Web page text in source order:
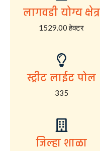
लागवडी योग्य क्षेत्र
1529.00 हेक्टर
स्ट्रीट लाईट पोल
335
जिल्हा शाळा